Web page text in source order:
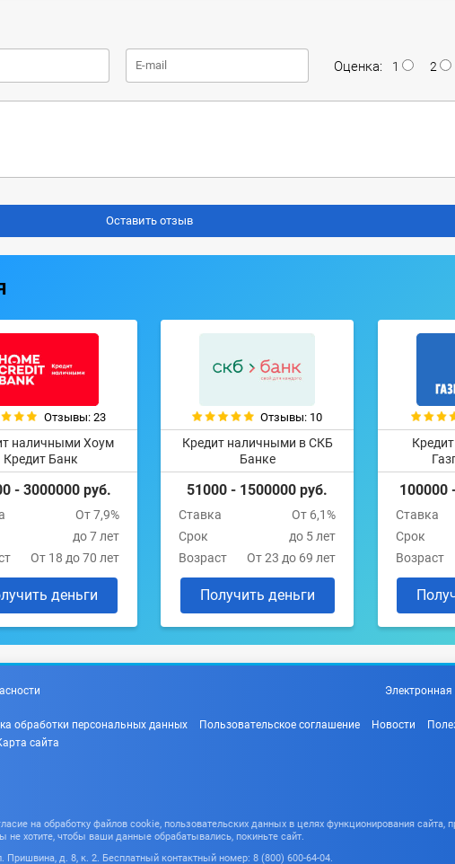
Оценка: 1 2
Отзывы: 23
наличными Хоум
Кредит Банк
- 3000000 руб.
От 7,9%
до 7 лет
От 18 до 70 лет
деньги
Отзывы: 10
Кредит наличными в СКБ
Банке
51000 - 1500000 руб.
Ставка
От 6,1%
Срок
до 5 лет
Возраст
От 23 до 69 лет
Получить деньги
100000
Ставка
Срок
Возраст
Электронная
обработки персональных данных Пользовательское соглашение Новости
сайта
на обработку файлов cookie, пользовательских данных в целях функционирования сайта,
не хотите, чтобы ваши данные обрабатывались, покиньте сайт.
д. 8, к. 2. Бесплатный контактный номер: 8 (800) 600-64-04.